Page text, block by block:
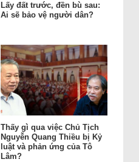
Lấy đất trước, đền bù sau:
Ai sẽ bảo vệ người dân?
Thấy gì qua việc Chủ Tịch
Nguyễn Quang Thiều bị Kỷ
luật và phản ứng của Tô
Lâm?